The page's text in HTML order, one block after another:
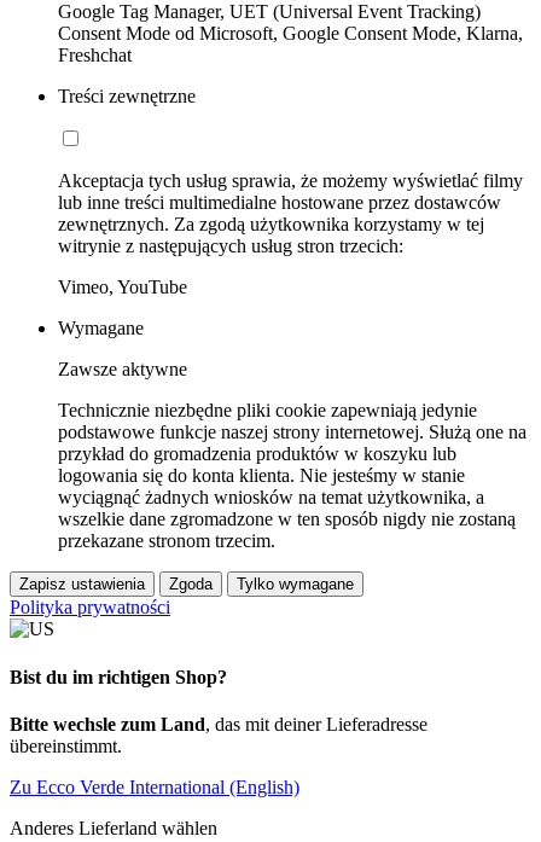
Google Tag Manager, UET (Universal Event Tracking)
Consent Mode od Microsoft, Google Consent Mode, Klarna,
Freshchat
Treści zewnętrzne
Akceptacja tych usług sprawia, że możemy wyświetlać filmy
lub inne treści multimedialne hostowane przez dostawców
zewnętrznych. Za zgodą użytkownika korzystamy w tej
witrynie z następujących usług stron trzecich:
Vimeo, YouTube
Wymagane
Zawsze aktywne
Technicznie niezbędne pliki cookie zapewniają jedynie
podstawowe funkcje naszej strony internetowej. Służą one na
przykład do gromadzenia produktów w koszyku lub
logowania się do konta klienta. Nie jesteśmy w stanie
wyciągnąć żadnych wniosków na temat użytkownika, a
wszelkie dane zgromadzone w ten sposób nigdy nie zostaną
przekazane stronom trzecim.
Zapisz ustawienia Zgoda Tylko wymagane
Polityka prywatności
Bist du im richtigen Shop?
Bitte wechsle zum Land, das mit deiner Lieferadresse
übereinstimmt.
Zu Ecco Verde International (English)
Anderes Lieferland wählen